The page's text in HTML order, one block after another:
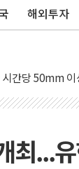
해외투자
위 상승으로 피
별 멍' 운영…
대 숨져…온열
능시험 오전
시간당
지속…내륙 곳곳
최...